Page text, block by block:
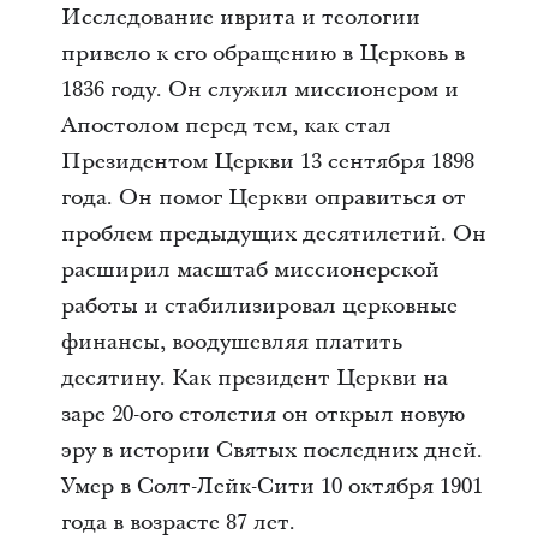
Исследование иврита и теологии
привело к его обращению в Церковь в
1836 году. Он служил миссионером и
Апостолом перед тем, как стал
Президентом Церкви 13 сентября 1898
года. Он помог Церкви оправиться от
проблем предыдущих десятилетий. Он
расширил масштаб миссионерской
работы и стабилизировал церковные
финансы, воодушевляя платить
десятину. Как президент Церкви на
заре 20-ого столетия он открыл новую
эру в истории Святых последних дней.
Умер в Солт-Лейк-Сити 10 октября 1901
года в возрасте 87 лет.